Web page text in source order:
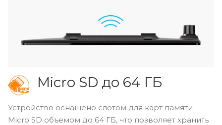
Micro SD до 64 ГБ
Устройство оснащено слотом для карт памяти
Micro SD объемом до 64 ГБ, что позволяет хранить